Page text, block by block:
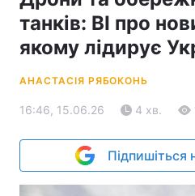
танків: BI про
якому лідирує
АНАСТАСІЯ РЯБОКОНЬ
16:46, 15.06.26 4 хв.
Підпишіться